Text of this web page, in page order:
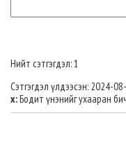
Нийт сэтгэгдэл: 1
Сэтгэгдэл үлдээсэн: 2024-
х:Бодит үнэнийг ухааран